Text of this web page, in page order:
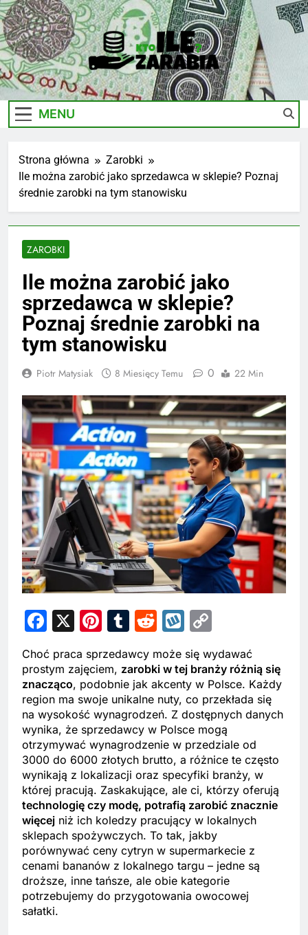
Skip
to
content
Ile-
Zarabia.edu.pl
Zarobki Gwiazd, Ciekawostki I Biznes
MENU
Strona główna
Zarobki
Ile można zarobić jako sprzedawca w sklepie? Poznaj
średnie zarobki na tym stanowisku
ZAROBKI
Ile można zarobić jako
sprzedawca w sklepie?
Poznaj średnie zarobki na
tym stanowisku
Piotr Matysiak 8 Miesięcy Temu 0 22 Min
Facebook
X Pinterest
Tumblr
RedditWykop
Link
Choć praca sprzedawcy może się wydawać
prostym zajęciem, zarobki w tej branży różnią się
znacząco, podobnie jak akcenty w Polsce. Każdy
region ma swoje unikalne nuty, co przekłada się
na wysokość wynagrodzeń. Z dostępnych danych
wynika, że sprzedawcy w Polsce mogą
otrzymywać wynagrodzenie w przedziale od
3000 do 6000 złotych brutto, a różnice te często
wynikają z lokalizacji oraz specyfiki branży, w
której pracują. Zaskakujące, ale ci, którzy oferują
technologię czy modę, potrafią zarobić znacznie
więcej niż ich koledzy pracujący w lokalnych
sklepach spożywczych. To tak, jakby
porównywać ceny cytryn w supermarkecie z
cenami bananów z lokalnego targu – jedne są
droższe, inne tańsze, ale obie kategorie
potrzebujemy do przygotowania owocowej
sałatki.